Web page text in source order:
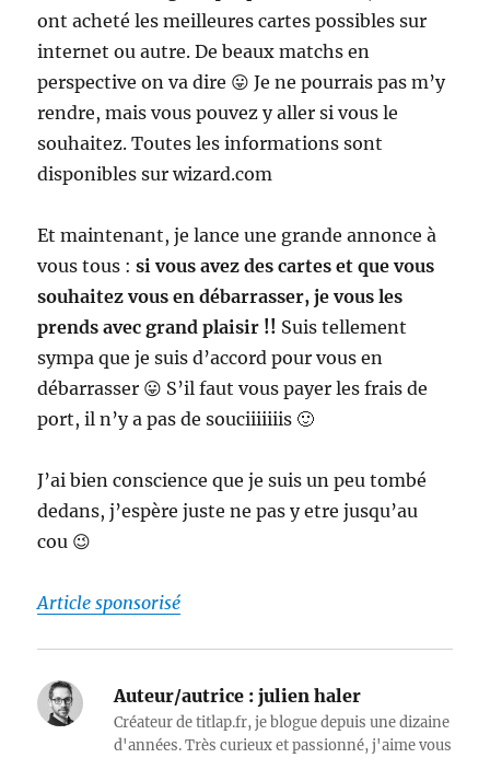
ont acheté les meilleures cartes possibles sur
internet ou autre. De beaux matchs en
perspective on va dire 😛 Je ne pourrais pas m’y
rendre, mais vous pouvez y aller si vous le
souhaitez. Toutes les informations sont
disponibles sur wizard.com
Et maintenant, je lance une grande annonce à
vous tous :si vous avez des cartes et que vous
souhaitez vous en débarrasser, je vous les
prends avec grand plaisir !! Suis tellement
sympa que je suis d’accord pour vous en
débarrasser 😛 S’il faut vous payer les frais de
port, il n’y a pas de souciiiiiiis 🙂
J’ai bien conscience que je suis un peu tombé
dedans, j’espère juste ne pas y etre jusqu’au
cou 😉
Article sponsorisé
Auteur/autrice : julien haler
Créateur de titlap.fr, je blogue depuis une dizaine
d'années. Très curieux et passionné, j'aime vous